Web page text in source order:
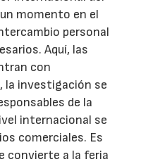
momento en el
personal
Aquí, las
con
la investigación se
de la
internacional se
comerciales. Es
convierte a la feria